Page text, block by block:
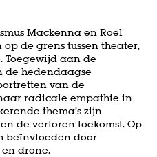
Mackenna en Roel
de grens tussen theater,
Toegewijd aan de
de hedendaagse
van de
radicale empathie in
thema’s zijn
de verloren toekomst. Op
beïnvloeden door
drone.